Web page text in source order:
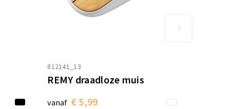
812141_13
REMY draadloze muis
vanaf € 5,99